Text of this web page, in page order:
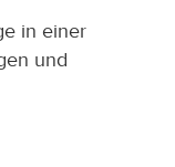
in einer
und